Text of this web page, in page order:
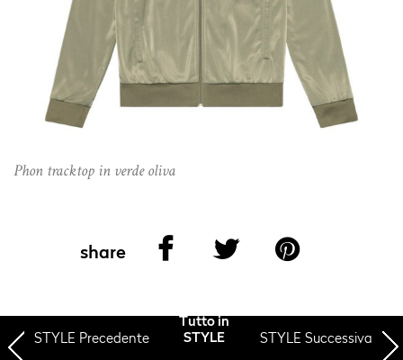
Phon tracktop in verde oliva
share
STYLE Precedente
Tutto in
STYLE
STYLE Successiva